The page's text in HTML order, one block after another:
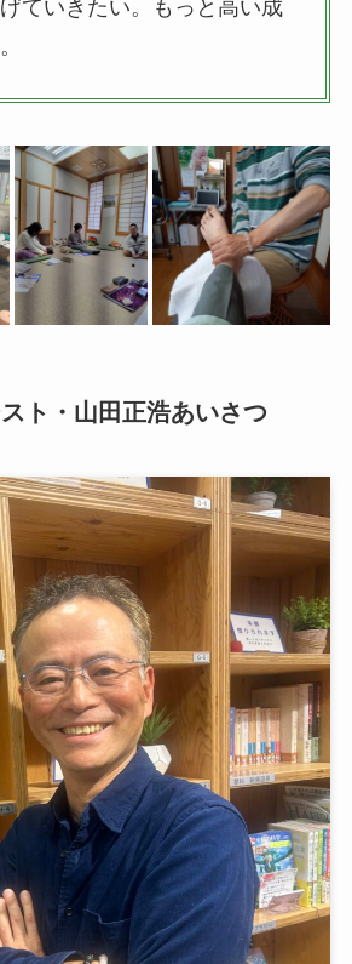
ていきたい。もっと高い成
ト・山田正浩あいさつ